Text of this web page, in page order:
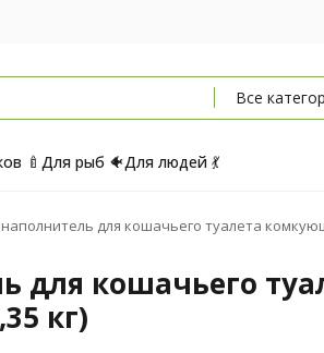
Все
🍼 Для рыб 🐠Для людей 💃
для кошачьего туалета
для кошачьего
кг)